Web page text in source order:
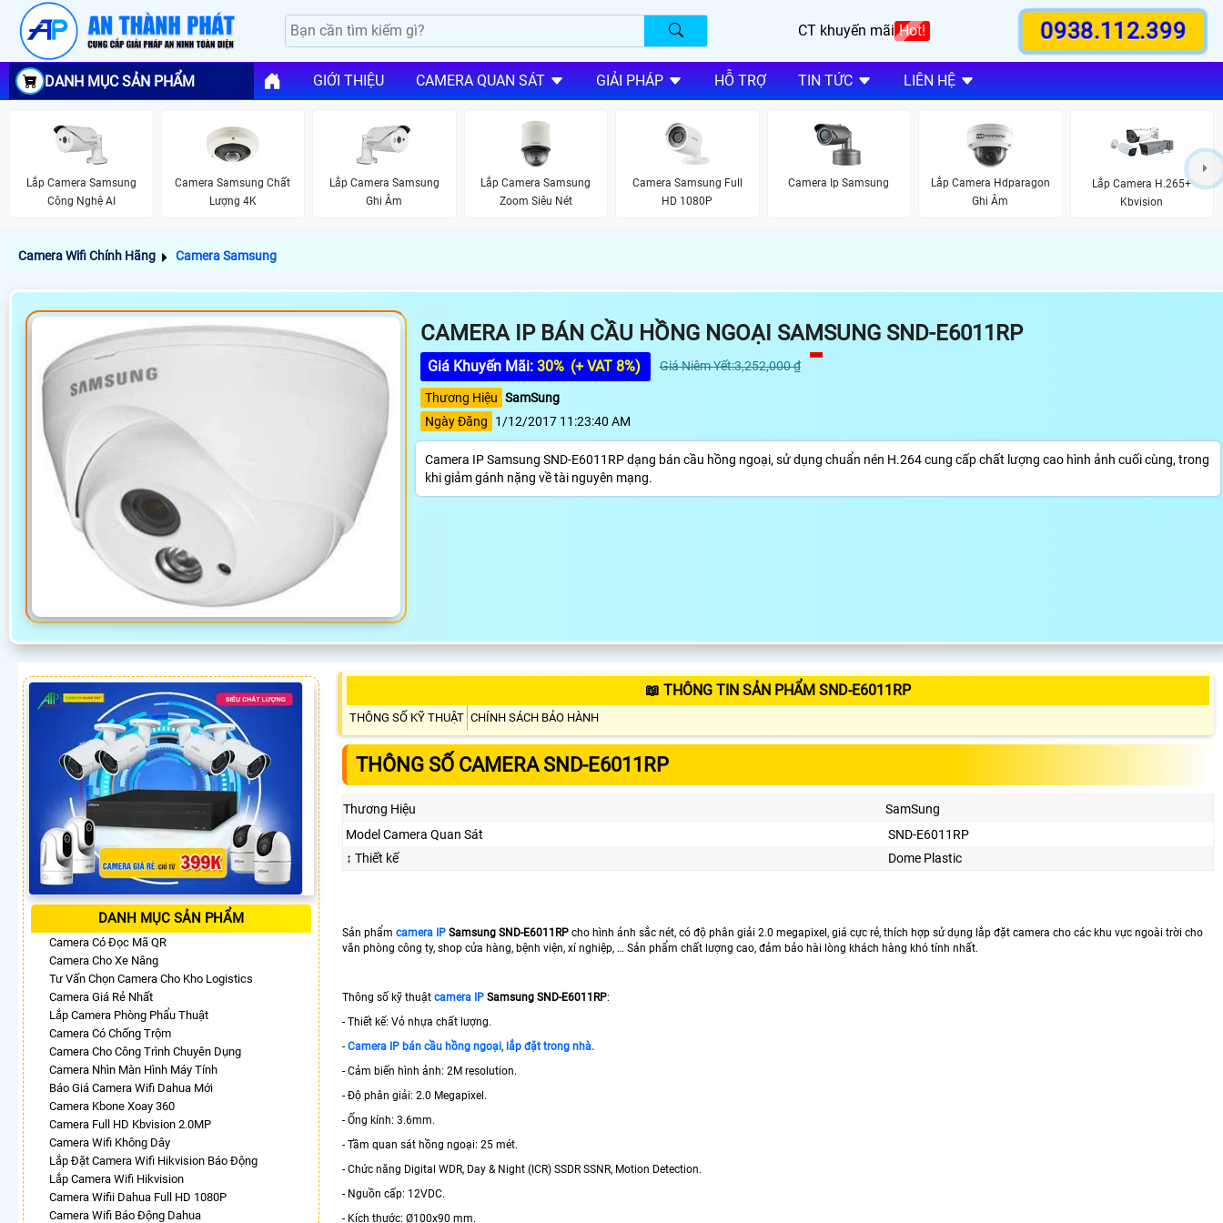
CT khuyến mãi Hot! 0938.112.399
DANH MỤC SẢN PHẨM GIỚI THIỆU CAMERA QUAN SÁT GIẢI PHÁP HỖ TRỢ TIN TỨC LIÊN HỆ
Lắp Camera Samsung
Công Nghệ AI
Camera Samsung Chất
Lượng 4K
Lắp Camera Samsung
Ghi Âm
Lắp Camera Samsung
Zoom Siêu Nét
Camera Samsung Full
HD 1080P
Camera Ip Samsung
Lắp Camera Hdparagon
Ghi Âm
Lắp Camera H.265+
Kbvision
Camera Wifi Chính Hãng Camera Samsung
CAMERA IP BÁN CẦU HỒNG NGOẠI SAMSUNG SND-E6011RP
Giá Khuyến Mãi: 30% (+ VAT 8%) Giá Niêm Yết:3,252,000 ₫
Thương Hiệu SamSung
Ngày Đăng
1/12/2017 11:23:40 AM
Camera IP Samsung SND-E6011RP dạng bán cầu hồng ngoại, sử dụng chuẩn nén H.264 cung cấp chất lượng cao hình ảnh cuối cùng, trong
khi giảm gánh nặng về tài nguyên mạng.
DANH MỤC SẢN PHẨM
Camera Có Đọc Mã QR
Camera Cho Xe Nâng
Tư Vấn Chọn Camera Cho Kho Logistics
Camera Giá Rẻ Nhất
Lắp Camera Phòng Phẩu Thuật
Camera Có Chống Trộm
Camera Cho Công Trình Chuyên Dụng
Camera Nhìn Màn Hình Máy Tính
Báo Giá Camera Wifi Dahua Mới
Camera Kbone Xoay 360
Camera Full HD Kbvision 2.0MP
Camera Wifi Không Dây
Lắp Đặt Camera Wifi Hikvision Báo Động
Lắp Camera Wifi Hikvision
Camera Wifii Dahua Full HD 1080P
Camera Wifi Báo Động Dahua
📖 THÔNG TIN SẢN PHẨM SND-E6011RP
THÔNG SỐ KỸ THUẬT CHÍNH SÁCH BẢO HÀNH
THÔNG SỐ CAMERA SND-E6011RP
Thương Hiệu
SamSung
Model Camera Quan Sát
SND-E6011RP
↕️ Thiết kế
Dome Plastic
Sản phẩm camera IP Samsung SND-E6011RP cho hình ảnh sắc nét, có độ phân giải 2.0 megapixel, giá cực rẻ, thích hợp sử dụng lắp đặt camera cho các khu vực ngoài trời cho
văn phòng công ty, shop cửa hàng, bệnh viện, xí nghiệp, … Sản phẩm chất lượng cao, đảm bảo hài lòng khách hàng khó tính nhất.
Thông số kỹ thuật camera IP Samsung SND-E6011RP:
- Thiết kế: Vỏ nhựa chất lượng.
- Camera IP bán cầu hồng ngoại, lắp đặt trong nhà.
- Cảm biến hình ảnh: 2M resolution.
- Độ phân giải: 2.0 Megapixel.
- Ống kính: 3.6mm.
- Tầm quan sát hồng ngoại: 25 mét.
- Chức năng Digital WDR, Day & Night (ICR) SSDR SSNR, Motion Detection.
- Nguồn cấp: 12VDC.
- Kích thước: Ø100x90 mm.